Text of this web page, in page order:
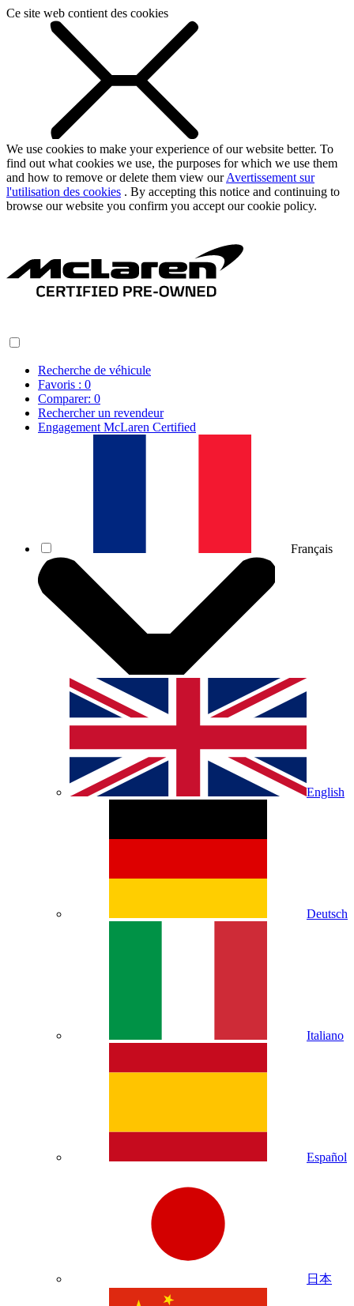
Ce site web contient des cookies
We use cookies to make your experience of our website better. To
find out what cookies we use, the purposes for which we use them
and how to remove or delete them view ourAvertissement sur
l'utilisation des cookies . By accepting this notice and continuing to
browse our website you confirm you accept our cookie policy.
Recherche de véhicule
Favoris : 0
Comparer: 0
Rechercher un revendeur
Engagement McLaren Certified
Français
English
Deutsch
Italiano
Español
日本